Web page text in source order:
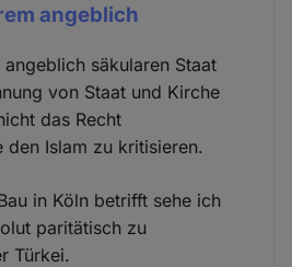
angeblich
säkularen Staat
von Staat und Kirche
das Recht
den Islam zu kritisieren.
in Köln betrifft sehe ich
paritätisch zu
Türkei.